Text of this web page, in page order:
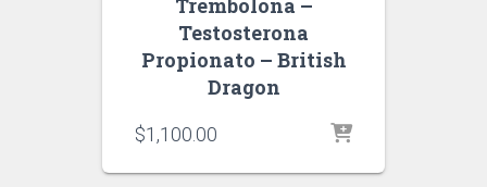
Testosterona
Propionato – British
Dragon
$1,100.00